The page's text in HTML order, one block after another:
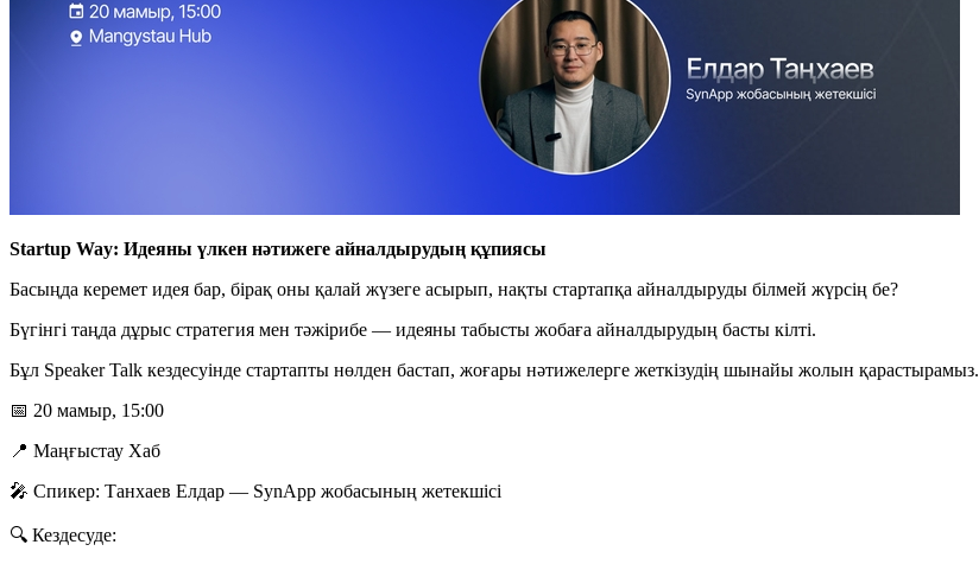
Startup Way: Идеяны үлкен нәтижеге айналдырудың құпиясы
Басыңда керемет идея бар, бірақ оны қалай жүзеге асырып, нақты стартапқа айналдыруды білмей жүрсің бе?
Бүгінгі таңда дұрыс стратегия мен тәжірибе — идеяны табысты жобаға айналдырудың басты кілті.
Бұл Speaker Talk кездесуінде стартапты нөлден бастап, жоғары нәтижелерге жеткізудің шынайы жолын қарастырамыз.
📅 20 мамыр, 15:00
📍 Маңғыстау Хаб
🎤 Спикер: Танхаев Елдар — SynApp жобасының жетекшісі
🔍 Кездесуде: